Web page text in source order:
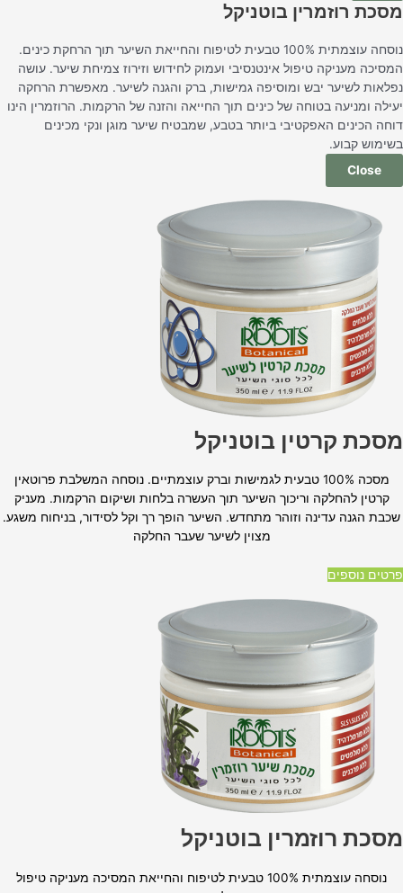
מסכת רוזמרין בוטניקל
נוסחה עוצמתית 100% טבעית לטיפוח והחייאת השיער תוך הרחקת כינים.
המסיכה מעניקה טיפול אינטנסיבי ועמוק לחידוש וזירוז צמיחת שיער. עושה
נפלאות לשיער יבש ומוסיפה גמישות, ברק והגנה לשיער. מאפשרת הרחקה
יעילה ומניעה בטוחה של כינים תוך החייאה והזנה של הרקמות. הרוזמרין הינו
דוחה הכינים האפקטיבי ביותר בטבע, שמבטיח שיער מוגן ונקי מכינים
בשימוש קבוע.
Close
מסכת קרטין בוטניקל
מסכה 100% טבעית לגמישות וברק עוצמתיים. נוסחה המשלבת פרוטאין
קרטין להחלקה וריכוך השיער תוך העשרה בלחות ושיקום הרקמות. מעניק
שכבת הגנה עדינה וזוהר מתחדש. השיער הופך רך וקל לסידור, בניחוח משגע.
מצוין לשיער שעבר החלקה
פרטים נוספים
מסכת רוזמרין בוטניקל
נוסחה עוצמתית 100% טבעית לטיפוח והחייאת המסיכה מעניקה טיפול